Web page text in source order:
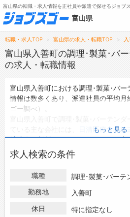
無料会員登録
トップ
詳細情報で求人を探す
転職支援サービスについて
転職ノウハウ(応募書類の書き方・面接
転職・採用コラム
ジョブズゴーについて
富山県の転職・求人情報を正社員や派遣で探せるジョブ
富山県
転職・求人TOP 富山県の求人・転職TOP
富山県入善町の調理･製菓･バ
の求人・転職情報
富山県入善町における調理･製菓･バー
情報は数多くあり、派遣社員の平均
ゴー調べ）。
日清医療食品
祉法人 新川むつみ園などがあり、未
で絞り込みができます。
富山県入善町の地域密着型の求人サ
富山県入善町の派遣社員として働ける
求人情報を0件取り扱っています。
ハローワークにはない求人も多数扱っ
入善町で調理･製菓･バーテンダーの派
もっと見る
求人検索の条件
職種
調理･製菓･バーテ
勤務地
入善町
休日
特に指定なし